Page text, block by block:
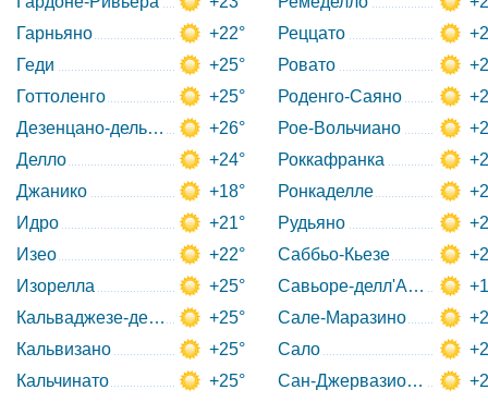
Гарньяно
+22°
Геди
+25°
Готтоленго
+25°
Дезенцано-дель-Гарда +26°
Делло
+24°
Джанико
+18°
Идро
+21°
Изео
+22°
Изорелла
+25°
Кальваджезе-делла-Ривьера
+25°
Кальвизано
+25°
Кальчинато
+25°
Реццато
Ровато
Роденго-Саяно
Рое-Вольчиано
Роккафранка
Ронкаделле
Рудьяно
Саббьо-Кьезе
Савьоре-делл'Адамелло
Сале-Маразино
Сало
Сан-Джервазио-